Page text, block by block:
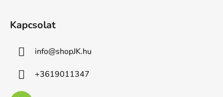
Kapcsolat
info@shopJK.hu
+3619011347